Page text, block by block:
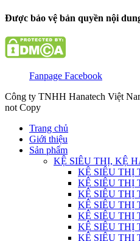
Được bảo vệ bản quyền nội
Fanpage Facebook
Công ty TNHH Hanatech Việt
not Copy
Trang chủ
Giới thiệu
Sản phẩm
KỆ SIÊU THỊ, KỆ
KỆ SIÊU THỊ
KỆ SIÊU THỊ
KỆ SIÊU THỊ
KỆ SIÊU THỊ
KỆ SIÊU
KỆ SIÊU THỊ
KỆ SIÊU THỊ